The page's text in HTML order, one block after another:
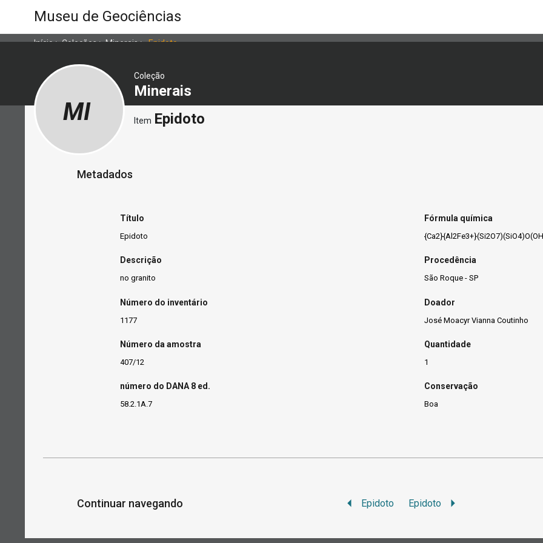
Museu de Geociências
Início>Coleções>Minerais>Epidoto
Coleção
Minerais
MI Item Epidoto
Metadados
Título
Epidoto
Descrição
no granito
Número do inventário
1177
Número da amostra
407/12
número do DANA 8 ed.
58.2.1A.7
Fórmula química
Procedência
São Roque - SP
Doador
José Moacyr Vianna Coutinho
Quantidade
1
Conservação
Boa
Continuar navegando Epidoto Epidoto